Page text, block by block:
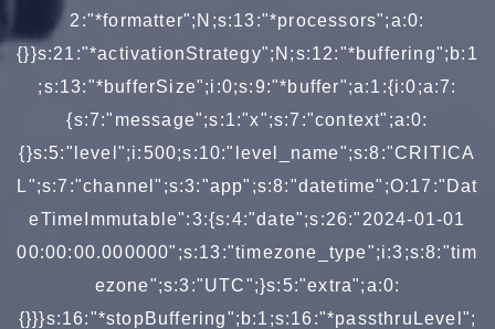
2:"*formatter";N;s:13:"*processors";a:0:
{}}s:21:"*activationStrategy";N;s:12:"*buffering";b:1
;s:13:"*bufferSize";i:0;s:9:"*buffer";a:1:{i:0;a:7:
{s:7:"message";s:1:"x";s:7:"context";a:0:
{}s:5:"level";i:500;s:10:"level_name";s:8:"CRITICA
L";s:7:"channel";s:3:"app";s:8:"datetime";O:17:"Dat
eTimeImmutable":3:{s:4:"date";s:26:"2024-01-01
00:00:00.000000";s:13:"timezone_type";i:3;s:8:"tim
ezone";s:3:"UTC";}s:5:"extra";a:0:
{}}}s:16:"*stopBuffering";b:1;s:16:"*passthruLevel";